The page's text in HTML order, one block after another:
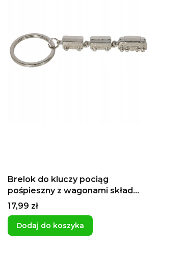
Brelok do kluczy pociąg
pośpieszny z wagonami skład
kolejowy ciuchcia kolej prezent
niespodzianka dla fana dla
chłopca na dzień chłopaka
Cena
17,99 zł
Dodaj do koszyka